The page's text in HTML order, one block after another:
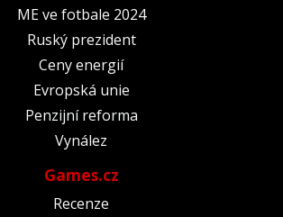
ME ve fotbale 2024
Ruský prezident
Ceny energií
Evropská unie
Penzijní reforma
Vynález
Games.cz
Recenze